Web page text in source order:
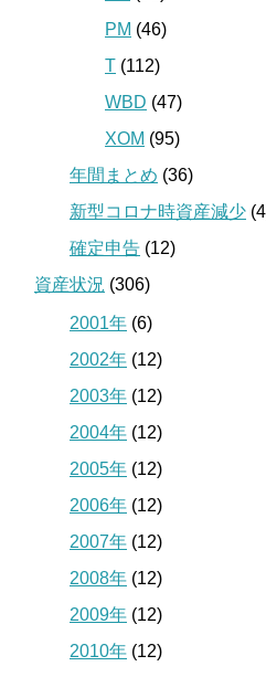
PM (46)
T (112)
WBD (47)
XOM (95)
年間まとめ (36)
新型コロナ時資産減少
確定申告 (12)
資産状況 (306)
2001年 (6)
2002年 (12)
2003年 (12)
2004年 (12)
2005年 (12)
2006年 (12)
2007年 (12)
2008年 (12)
2009年 (12)
2010年 (12)